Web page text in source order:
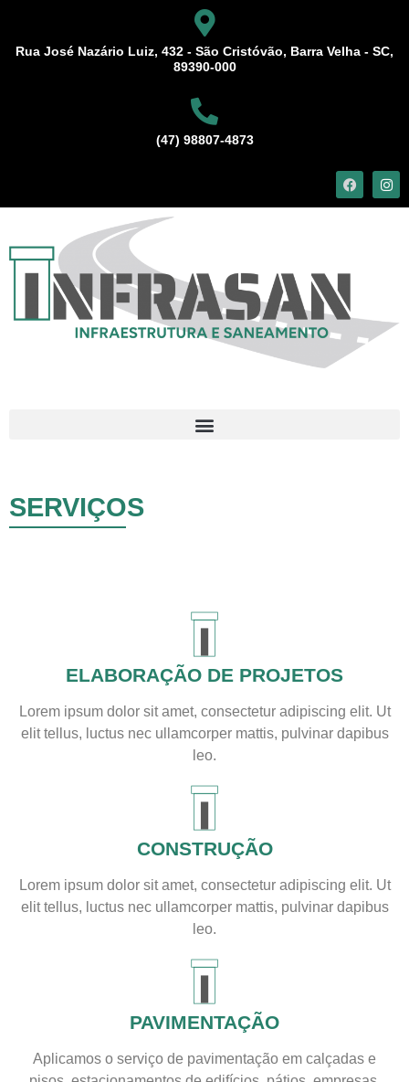
Rua José Nazário Luiz, 432 - São Cristóvão, Barra Velha - SC,
89390-000
(47) 98807-4873
SERVIÇOS
ELABORAÇÃO DE PROJETOS
Lorem ipsum dolor sit amet, consectetur adipiscing elit. Ut
elit tellus, luctus nec ullamcorper mattis, pulvinar dapibus
leo.
CONSTRUÇÃO
Lorem ipsum dolor sit amet, consectetur adipiscing elit. Ut
elit tellus, luctus nec ullamcorper mattis, pulvinar dapibus
leo.
PAVIMENTAÇÃO
Aplicamos o serviço de pavimentação em calçadas e